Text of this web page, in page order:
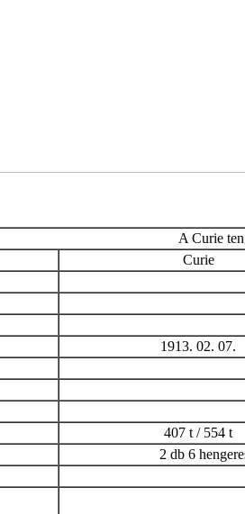
A Curie
Curie
1913. 02. 07.
407 t / 554 t
2 db 6